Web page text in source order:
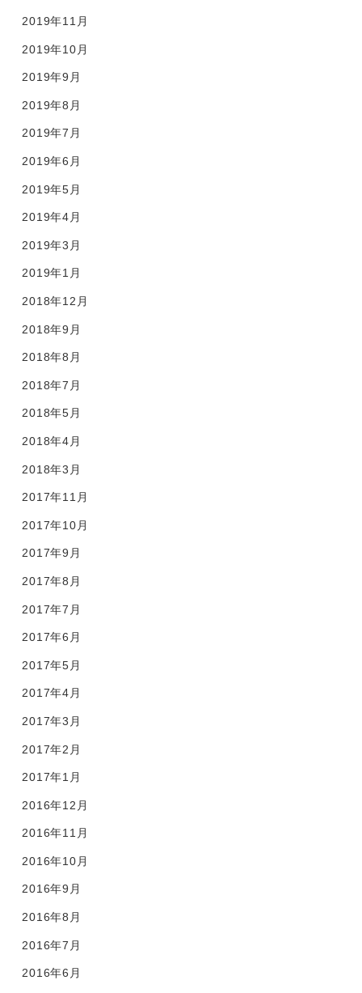
2019年11月
2019年10月
2019年9月
2019年8月
2019年7月
2019年6月
2019年5月
2019年4月
2019年3月
2019年1月
2018年12月
2018年9月
2018年8月
2018年7月
2018年5月
2018年4月
2018年3月
2017年11月
2017年10月
2017年9月
2017年8月
2017年7月
2017年6月
2017年5月
2017年4月
2017年3月
2017年2月
2017年1月
2016年12月
2016年11月
2016年10月
2016年9月
2016年8月
2016年7月
2016年6月